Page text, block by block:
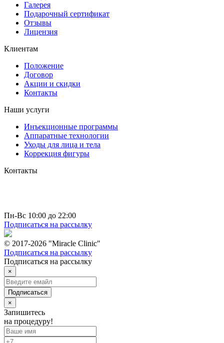
Галерея
Подарочный сертификат
Отзывы
Лицензия
Клиентам
Положение
Договор
Акции и скидки
Контакты
Наши услуги
Инъекционные программы
Аппаратные технологии
Уходы для лица и тела
Коррекция фигуры
Контакты
Пн-Вс 10:00 до 22:00
Подписаться на рассылку
© 2017-2026 "Miracle Clinic"
Подписаться на рассылку
Подписаться на рассылку
×
Подписаться
×
Запишитесь
на процедуру!